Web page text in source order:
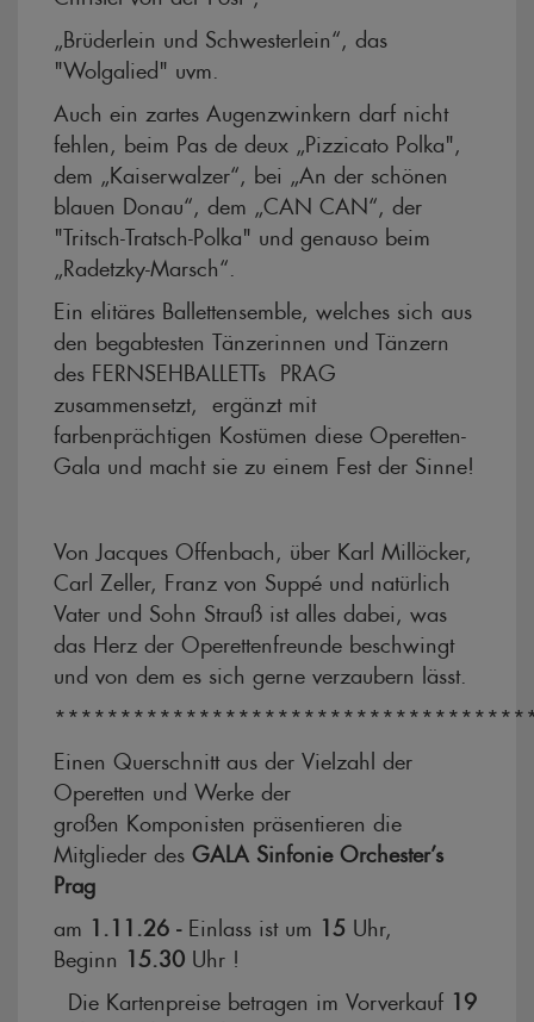
„Brüderlein und Schwesterlein“, das
"Wolgalied" uvm.
Auch ein zartes Augenzwinkern darf nicht
fehlen, beim Pas de deux „Pizzicato Polka",
dem „Kaiserwalzer“, bei „An der schönen
blauen Donau“, dem „CAN CAN“, der
"Tritsch-Tratsch-Polka" und genauso beim
„Radetzky-Marsch“.
Ein elitäres Ballettensemble, welches sich aus
den begabtesten Tänzerinnen und Tänzern
des FERNSEHBALLETTs PRAG
zusammensetzt, ergänzt mit
farbenprächtigen Kostümen diese Operetten-
Gala und macht sie zu einem Fest der Sinne!
Von Jacques Offenbach, über Karl Millöcker,
Carl Zeller, Franz von Suppé und natürlich
Vater und Sohn Strauß ist alles dabei, was
das Herz der Operettenfreunde beschwingt
und von dem es sich gerne verzaubern lässt.
Einen Querschnitt aus der Vielzahl der
Operetten und Werke der
großen Komponisten präsentieren die
Mitglieder des GALA Sinfonie Orchester’s
Prag
am 1.11.26 - Einlass ist um 15 Uhr,
Beginn 15.30 Uhr !
Die Kartenpreise betragen im Vorverkauf 19